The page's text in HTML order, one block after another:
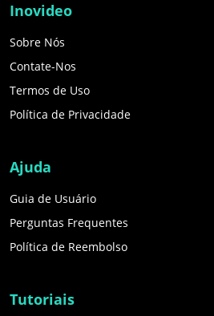
Inovideo
Sobre Nós
Contate-Nos
Termos de Uso
Política de Privacidade
Ajuda
Guia de Usuário
Perguntas Frequentes
Política de Reembolso
Tutoriais